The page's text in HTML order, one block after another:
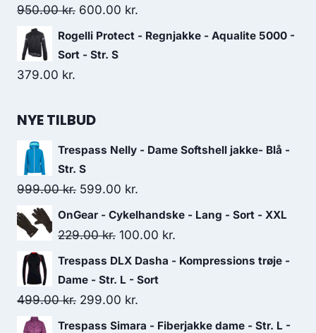
399.00 kr..
950.00kr. Original
price
was:
600.00 kr.
price
Rogelli Protect - Regnjakke - Aqualite 5000 -
Sort - Str. S
379.00 kr.
NYE TILBUD
Trespass Nelly - Dame Softshell jakke- Blå -
Str. S
999.00kr. Original
price
was:
599.00 kr.
price
is:
OnGear - Cykelhandske - Lang - Sort - XXL
229.00kr. Original
price
was:
229.00 kr..
100.00 kr.
price
Trespass DLX Dasha - Kompressions trøje -
Dame - Str. L - Sort
499.00kr. Original
price
299.00 kr.
price
Trespass Simara - Fiberjakke dame - Str. L -